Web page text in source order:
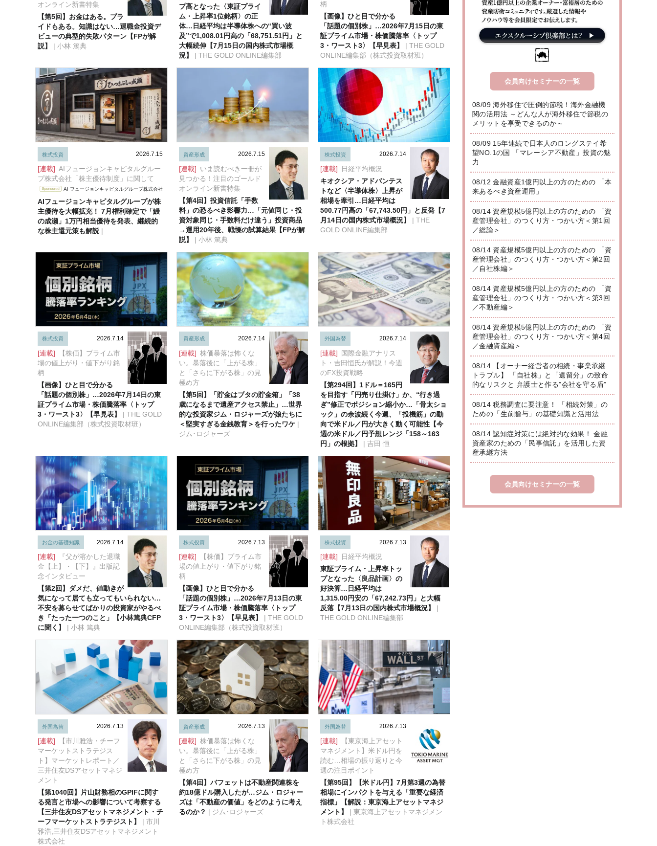
オンライン新書特集
【第5回】お金はある。プラ
イドもある。知識はない…退職金投資デ
ビューの典型的失敗パターン【FPが解
説】 | 小林 篤典
プ高となった〈東証プライ
ム・上昇率1位銘柄〉の正
体…日経平均は半導体株への“買い波
及”で1,008.01円高の「68,751.51円」と
大幅続伸【7月15日の国内株式市場概
況】
| THE GOLD ONLINE編集部
柄
【画像】ひと目で分かる
「話題の個別株」…2026年7月15日の東
証プライム市場・株価騰落率〈トップ
3・ワースト3〉【早見表】
| THE GOLD
ONLINE編集部（株式投資取材班）
株式投資 2026.7.15
[連載] AIフュージョンキャピタルグルー
プ株式会社「株主優待制度」に関して
AI フュージョンキャピタルグループ株式会社
AIフュージョンキャピタルグループが株
主優待を大幅拡充！ 7月権利確定で「鰻
の成瀬」1万円相当優待を発表、継続的
な株主還元策も解説 |
資産形成 2026.7.15
[連載] いま読むべき一冊が
見つかる！注目のゴールド
オンライン新書特集
【第4回】投資信託「手数
料」の恐るべき影響力…「元値同じ・投
資対象同じ・手数料だけ違う」投資商品
→運用20年後、戦慄の試算結果【FPが解
説】 | 小林 篤典
株式投資 2026.7.14
[連載]
日経平均概況
キオクシア・アドバンテス
トなど〈半導体株〉上昇が
相場を牽引…日経平均は
500.77円高の「67,743.50円」と反発【7
月14日の国内株式市場概況】
| THE
GOLD ONLINE編集部
株式投資 2026.7.14
[連載]
【株価】プライム市
場の値上がり・値下がり銘
柄
【画像】ひと目で分かる
「話題の個別株」…2026年7月14日の東
証プライム市場・株価騰落率〈トップ
3・ワースト3〉【早見表】
| THE GOLD
ONLINE編集部（株式投資取材班）
資産形成 2026.7.14
[連載] 株価暴落は怖くな
い。暴落後に「上がる株」
と「さらに下がる株」の見
極め方
【第5回】「貯金はブタの貯金箱」「38
歳になるまで遺産アクセス禁止」…世界
的な投資家ジム・ロジャーズが娘たちに
＜堅実すぎる金銭教育＞を行ったワケ |
ジム･ロジャーズ
外国為替 2026.7.14
[連載]
国際金融アナリス
ト・吉田恒氏が解説！今週
のFX投資戦略
【第294回】1ドル＝165円
を目指す「円売り仕掛け」か、“行き過
ぎ”修正でポジション縮小か…「骨太ショ
ック」の余波続く今週、「投機筋」の動
向で米ドル／円が大きく動く可能性【今
週の米ドル／円予想レンジ「158～163
円」の根拠】
| 吉田 恒
お金の基礎知識 2026.7.14
[連載]
『父が溶かした退職
金【上】・【下】』出版記
念インタビュー
【第2回】ダメだ、値動きが
気になって居ても立ってもいられない…
不安を募らせてばかりの投資家がやるべ
き「たった一つのこと」【小林篤典CFP
に聞く】
| 小林 篤典
株式投資 2026.7.13
[連載]
【株価】プライム市
場の値上がり・値下がり銘
柄
【画像】ひと目で分かる
「話題の個別株」…2026年7月13日の東
証プライム市場・株価騰落率〈トップ
3・ワースト3〉【早見表】
| THE GOLD
ONLINE編集部（株式投資取材班）
株式投資 2026.7.13
[連載]
日経平均概況
東証プライム・上昇率トッ
プとなった〈良品計画〉の
好決算…日経平均は
1,315.00円安の「67,242.73円」と大幅
反落【7月13日の国内株式市場概況】
|
THE GOLD ONLINE編集部
外国為替 2026.7.13
[連載]
【市川雅浩・チーフ
マーケットストラテジス
ト】マーケットレポート／
三井住友DSアセットマネジ
メント
【第1040回】片山財務相のGPIFに関す
る発言と市場への影響について考察する
【三井住友DSアセットマネジメント・チ
ーフマーケットストラテジスト】
| 市川
雅浩,三井住友DSアセットマネジメント
株式会社
資産形成 2026.7.13
[連載] 株価暴落は怖くな
い。暴落後に「上がる株」
と「さらに下がる株」の見
極め方
【第4回】バフェットは不動産関連株を
約18億ドル購入したが…ジム・ロジャー
ズは「不動産の価値」をどのように考え
るのか？ | ジム･ロジャーズ
外国為替 2026.7.13
[連載]
【東京海上アセット
マネジメント】米ドル円を
読む…相場の振り返りと今
週の注目ポイント
【第95回】【米ドル円】7月第3週の為替
相場にインパクトを与える「重要な経済
指標」【解説：東京海上アセットマネジ
メント】
| 東京海上アセットマネジメン
ト株式会社
会員向けセミナーの一覧
08/09 海外移住で圧倒的節税！海外金融機
関の活用法 ～どんな人が海外移住で節税の
メリットを享受できるのか～
08/09 15年連続で日本人のロングステイ希
望NO.1の国 「マレーシア不動産」投資の魅
力
08/12 金融資産1億円以上の方のための 「本
来あるべき資産運用」
08/14 資産規模5億円以上の方のための 「資
産管理会社」のつくり方・つかい方＜第1回
／総論＞
08/14 資産規模5億円以上の方のための 「資
産管理会社」のつくり方・つかい方＜第2回
／自社株編＞
08/14 資産規模5億円以上の方のための 「資
産管理会社」のつくり方・つかい方＜第3回
／不動産編＞
08/14 資産規模5億円以上の方のための 「資
産管理会社」のつくり方・つかい方＜第4回
／金融資産編＞
08/14 【オーナー経営者の相続・事業承継
トラブル】 「自社株」と「遺留分」の致命
的なリスクと 弁護士と作る”会社を守る盾”
08/14 税務調査に要注意！ 「相続対策」の
ための「生前贈与」の基礎知識と活用法
08/14 認知症対策には絶対的な効果！ 金融
資産家のための「民事信託」を活用した資
産承継方法
会員向けセミナーの一覧